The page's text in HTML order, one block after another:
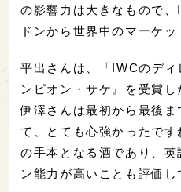
の影響力は大きなもので
ドンから世界中のマーケッ
平出さんは、「IWCのデ
ンピオン・サケ』を受賞し
伊澤さんは最初から最後
て、とても心強かったで
の手本となる酒であり、英
ン能力が高いことも評価し